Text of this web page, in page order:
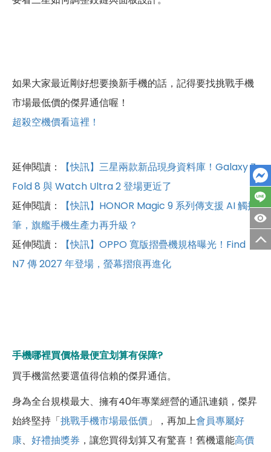
如果大家最近剛好想要換新手機的話，記得要找挑戰手機
市場最低價的傑昇通信喔！
超殺空機價看這裡！
延伸閱讀：
【快訊】三星兩款新品現身資料庫！Galaxy Z
Fold 8 與 Watch Ultra 2 登場更近了
延伸閱讀：
【快訊】HONOR Magic 9 系列傳支援 AI 觸控
筆，旗艦手機生產力再升級？
延伸閱讀：
【快訊】OPPO 寬版摺疊機規格曝光！Find
N7 傳 2027 年登場，螢幕摺痕再進化
手機哪裡買價格最便宜划算有保障?
買手機當然要選值得信賴的傑昇通信。
身為全台規模最大、擁有40年專業經營的通訊連鎖，傑昇
始終堅持「挑戰手機市場最低價 」，再加上會員專屬好
康、 好禮抽獎券 ，讓您買得划算又有驚喜！舊機還能高價